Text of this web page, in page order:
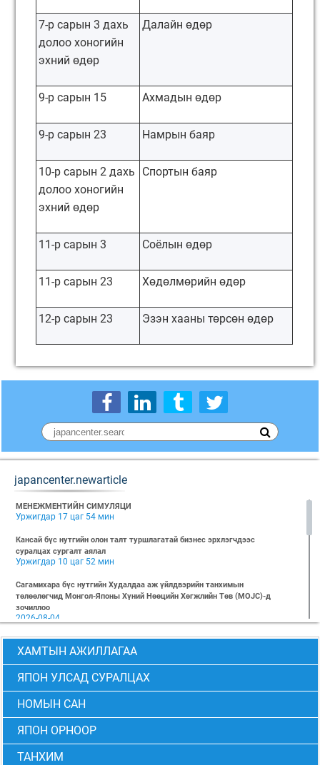
7-р сарын 3 дахь
долоо хоногийн
эхний өдөр
Далайн өдөр
9-р сарын 15 Ахмадын өдөр
9-р сарын 23 Намрын баяр
10-р сарын 2 дахь
долоо хоногийн
эхний өдөр
Спортын баяр
11-р сарын 3 Соёлын өдөр
11-р сарын 23 Хөдөлмөрийн өдөр
12-р сарын 23 Эзэн хааны төрсөн өдөр
japancenter.newarticle
МЕНЕЖМЕНТИЙН СИМУЛЯЦИ
Уржигдар 17 цаг 54 мин
Кансай бүс нутгийн олон талт туршлагатай бизнес эрхлэгчдээс
суралцах сургалт аялал
Уржигдар 10 цаг 52 мин
Сагамихара бүс нутгийн Худалдаа аж үйлдвэрийн танхимын
төлөөлөгчид Монгол-Японы Хүний Нөөцийн Хөгжлийн Төв (MOJC)-д
зочиллоо
2026-08-04
"БИЗНЕС БА ХҮНИЙ ЭРХ" Нээлттэй семинарын бүртгэл эхэллээ
2026-07-28
Global Value Chain Бизнесийн практик сургалт
2026 БИЗНЕСИЙН ҮНДСЭН СУРГАЛТ-PMP АНГИ 29 дэх элсэлт
2026-07-08
2026 БИЗНЕСИЙН ҮНДСЭН СУРГАЛТ-УДИРДЛАГЫН АНГИ 29 дэх элсэлт
2026-07-06
ХАМТЫН АЖИЛЛАГАА
ЯПОН УЛСАД СУРАЛЦАХ
НОМЫН САН
ЯПОН ОРНООР
ТАНХИМ